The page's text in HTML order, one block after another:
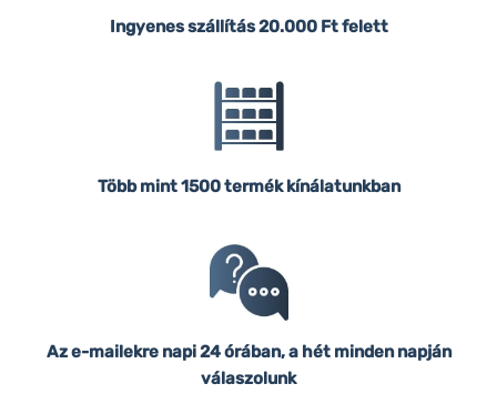
Ingyenes szállítás20.000 Ft felett
Több mint 1500 termék kínálatunkban
Az e-mailekre napi 24 órában, a hét minden napján
válaszolunk